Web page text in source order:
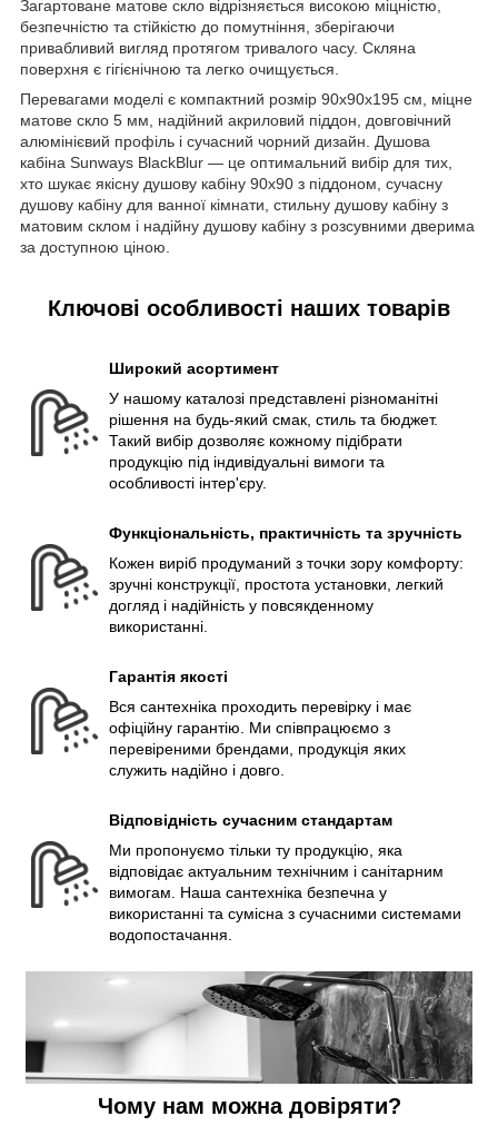
Загартоване матове скло відрізняється високою міцністю,
безпечністю та стійкістю до помутніння, зберігаючи
привабливий вигляд протягом тривалого часу. Скляна
поверхня є гігієнічною та легко очищується.
Перевагами моделі є компактний розмір 90х90х195 см, міцне
матове скло 5 мм, надійний акриловий піддон, довговічний
алюмінієвий профіль і сучасний чорний дизайн. Душова
кабіна Sunways BlackBlur — це оптимальний вибір для тих,
хто шукає якісну душову кабіну 90х90 з піддоном, сучасну
душову кабіну для ванної кімнати, стильну душову кабіну з
матовим склом і надійну душову кабіну з розсувними дверима
за доступною ціною.
Ключові особливості наших товарів
Широкий асортимент
У нашому каталозі представлені різноманітні
рішення на будь-який смак, стиль та бюджет.
Такий вибір дозволяє кожному підібрати
продукцію під індивідуальні вимоги та
особливості інтер'єру.
Функціональність, практичність та зручність
Кожен виріб продуманий з точки зору комфорту:
зручні конструкції, простота установки, легкий
догляд і надійність у повсякденному
використанні.
Гарантія якості
Вся сантехніка проходить перевірку і має
офіційну гарантію. Ми співпрацюємо з
перевіреними брендами, продукція яких
служить надійно і довго.
Відповідність сучасним стандартам
Ми пропонуємо тільки ту продукцію, яка
відповідає актуальним технічним і санітарним
вимогам. Наша сантехніка безпечна у
використанні та сумісна з сучасними системами
водопостачання.
Чому нам можна довіряти?